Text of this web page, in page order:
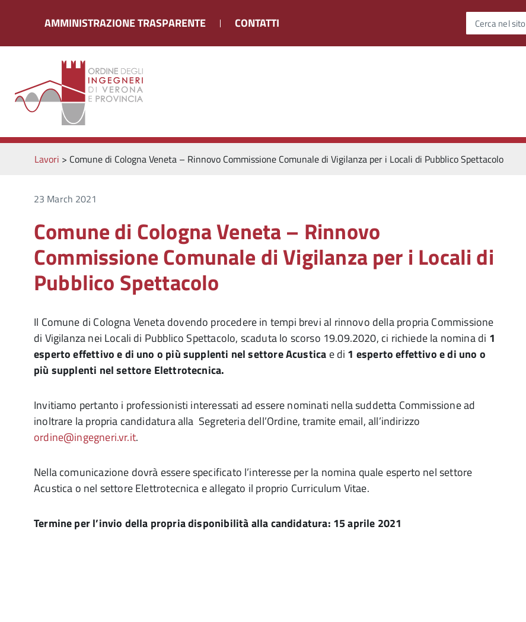
AMMINISTRAZIONE TRASPARENTE CONTATTI Cerca nel sito
Lavori > Comune di Cologna Veneta – Rinnovo Commissione Comunale di Vigilanza per i Locali di Pubblico Spettacolo
23 March 2021
Comune di Cologna Veneta – Rinnovo
Commissione Comunale di Vigilanza per i Locali di
Pubblico Spettacolo
Il Comune di Cologna Veneta dovendo procedere in tempi brevi al rinnovo della propria Commissione
di Vigilanza nei Locali di Pubblico Spettacolo, scaduta lo scorso 19.09.2020, ci richiede la nomina di 1
esperto effettivo e di uno o più supplenti nel settore Acustica e di 1 esperto effettivo e di uno o
più supplenti nel settore Elettrotecnica.
Invitiamo pertanto i professionisti interessati ad essere nominati nella suddetta Commissione ad
inoltrare la propria candidatura alla Segreteria dell’Ordine, tramite email, all’indirizzo
ordine@ingegneri.vr.it.
Nella comunicazione dovrà essere specificato l’interesse per la nomina quale esperto nel settore
Acustica o nel settore Elettrotecnica e allegato il proprio Curriculum Vitae.
Termine per l’invio della propria disponibilità alla candidatura: 15 aprile 2021